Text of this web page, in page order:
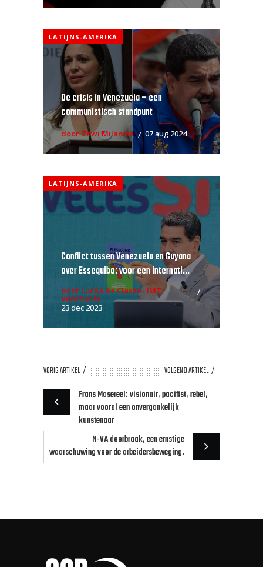
LATIJNS-AMERIKA
De crisis in Venezuela – een
communistisch standpunt
door Zowi Milanovi 07 aug 2024
LATIJNS-AMERIKA
Conflict tussen Venezuela en Guyana
over Essequibo: voor een internati...
door Lucha de Clases - IMT
Venezuela
23 dec 2023
VORIG ARTIKEL
VOLGEND ARTIKEL
Frans Masereel: visionair, pacifist, rebel,
maar vooral een onvergankelijk
kunstenaar
N-VA doorbraak, een ernstige
waarschuwing voor de arbeidersbeweging.